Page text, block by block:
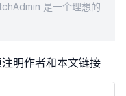
是一个理想的
明作者和本文链接